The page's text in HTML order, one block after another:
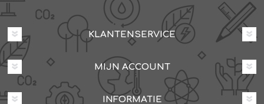
KLANTENSERVICE
MIJN ACCOUNT
INFORMATIE